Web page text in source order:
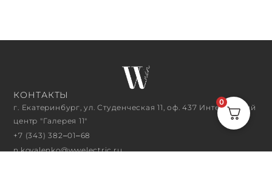
КОНТАКТЫ
г. Екатеринбург, ул. Студенческая 11, оф. 437 Интерьерный
центр "Галерея 11"
+7 (343) 382‒01‒68
n.kovalenko@wwelectric.ru
0